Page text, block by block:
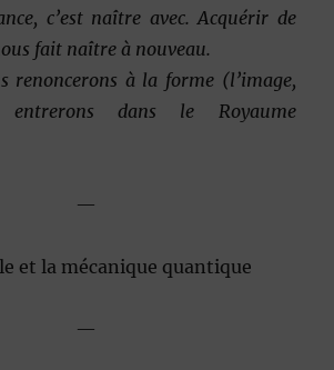
c’est naître avec. Acquérir de
fait naître à nouveau.
renoncerons à la forme (l’image,
entrerons dans le Royaume
—
et la mécanique quantique
—